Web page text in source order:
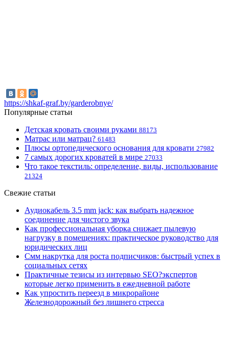
https://shkaf-graf.by/garderobnye/
Популярные статьи
Детская кровать своими руками 88173
Матрас или матрац? 61483
Плюсы ортопедического основания для кровати 27982
7 самых дорогих кроватей в мире 27033
Что такое текстиль: определение, виды, использование
21324
Свежие статьи
Аудиокабель 3.5 mm jack: как выбрать надежное
соединение для чистого звука
Как профессиональная уборка снижает пылевую
нагрузку в помещениях: практическое руководство для
юридических лиц
Смм накрутка для роста подписчиков: быстрый успех в
социальных сетях
Практичные тезисы из интервью SEO?экспертов
которые легко применить в ежедневной работе
Как упростить переезд в микрорайоне
Железнодорожный без лишнего стресса